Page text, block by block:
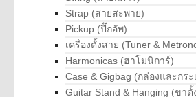
Strap (สายสะพาย)
Pickup (ปิ๊กอัพ)
เครื่องตั้งสาย (Tuner &
Harmonicas (ฮาโมนิการ์)
Case & Gigbag (กล่องและกร
Guitar Stand & Hanging (ขา